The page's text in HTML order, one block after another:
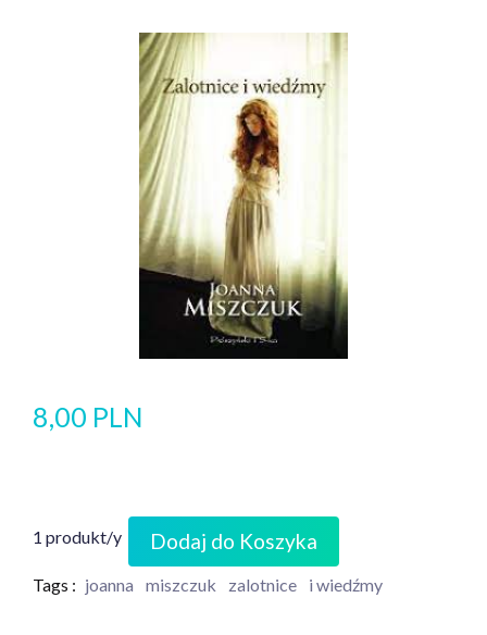
8,00 PLN
1 produkt/y Dodaj do Koszyka
Tags : joanna miszczuk zalotnice i wiedźmy